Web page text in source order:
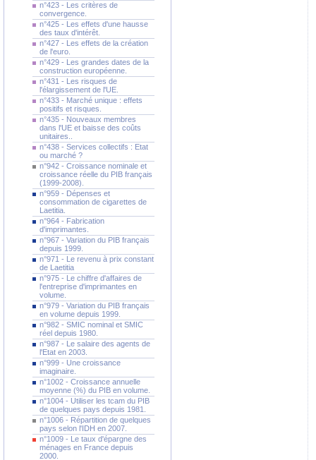
n°423 - Les critères de
convergence.
n°425 - Les effets d'une hausse
des taux d'intérêt.
n°427 - Les effets de la création
de l'euro.
n°429 - Les grandes dates de la
construction européenne.
n°431 - Les risques de
l'élargissement de l'UE.
n°433 - Marché unique : effets
positifs et risques.
n°435 - Nouveaux membres
dans l'UE et baisse des coûts
unitaires..
n°438 - Services collectifs : Etat
ou marché ?
n°942 - Croissance nominale et
croissance réelle du PIB français
(1999-2008).
n°959 - Dépenses et
consommation de cigarettes de
Laetitia.
n°964 - Fabrication
d'imprimantes.
n°967 - Variation du PIB français
depuis 1999.
n°971 - Le revenu à prix constant
de Laetitia
n°975 - Le chiffre d'affaires de
l'entreprise d'imprimantes en
volume.
n°979 - Variation du PIB français
en volume depuis 1999.
n°982 - SMIC nominal et SMIC
réel depuis 1980.
n°987 - Le salaire des agents de
l'Etat en 2003.
n°999 - Une croissance
imaginaire.
n°1002 - Croissance annuelle
moyenne (%) du PIB en volume.
n°1004 - Utiliser les tcam du PIB
de quelques pays depuis 1981.
n°1006 - Répartition de quelques
pays selon l'IDH en 2007.
n°1009 - Le taux d'épargne des
ménages en France depuis
2000.